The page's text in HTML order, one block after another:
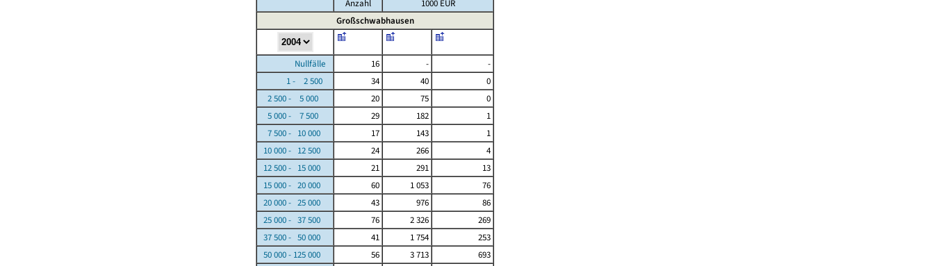
Anzahl
1000 EUR
Großschwabhausen
Nullfälle 16 -
-
1 - 2 500
34 40
0
2 500 - 5 000
20 75
0
5 000 - 7 500
29 182
1
7 500 - 10 000
17 143
1
10 000 - 12 500
24 266
4
12 500 - 15 000
21 291
13
15 000 - 20 000
60 1 053
76
20 000 - 25 000
43 976
86
25 000 - 37 500
76 2 326
269
37 500 - 50 000
41 1 754
253
50 000 - 125 000
56 3 713 693